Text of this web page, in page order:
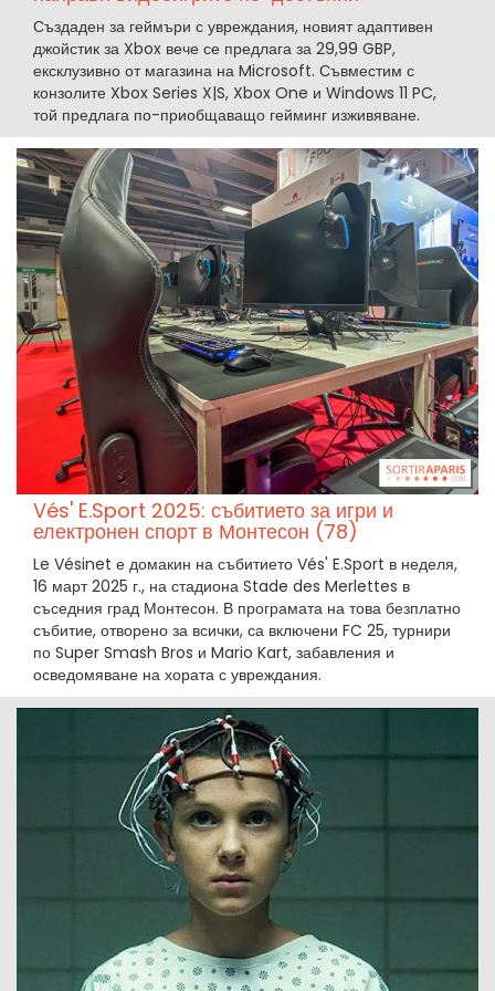
Създаден за геймъри с увреждания, новият адаптивен
джойстик за Xbox вече се предлага за 29,99 GBP,
ексклузивно от магазина на Microsoft. Съвместим с
конзолите Xbox Series X|S, Xbox One и Windows 11 PC,
той предлага по-приобщаващо гейминг изживяване.
Vés' E.Sport 2025: събитието за игри и
електронен спорт в Монтесон (78)
Le Vésinet е домакин на събитието Vés' E.Sport в неделя,
16 март 2025 г., на стадиона Stade des Merlettes в
съседния град Монтесон. В програмата на това безплатно
събитие, отворено за всички, са включени FC 25, турнири
по Super Smash Bros и Mario Kart, забавления и
осведомяване на хората с увреждания.